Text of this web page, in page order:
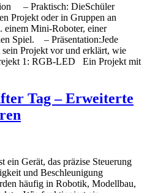
– Praktisch: DieSchüler
Projekt oder in Gruppen an
einem Mini-Roboter, einer
Spiel. – Präsentation:Jede
Projekt vor und erklärt, wie
1: RGB-LED Ein Projekt mit
Tag – Erweiterte
ein Gerät, das präzise Steuerung
und Beschleunigung
häufig in Robotik, Modellbau,